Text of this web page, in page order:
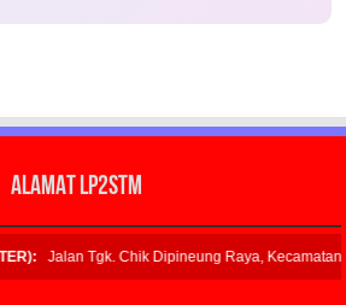
ALAMAT LP2STM
Kecamatan Syiah Kuala, Kota Banda Aceh